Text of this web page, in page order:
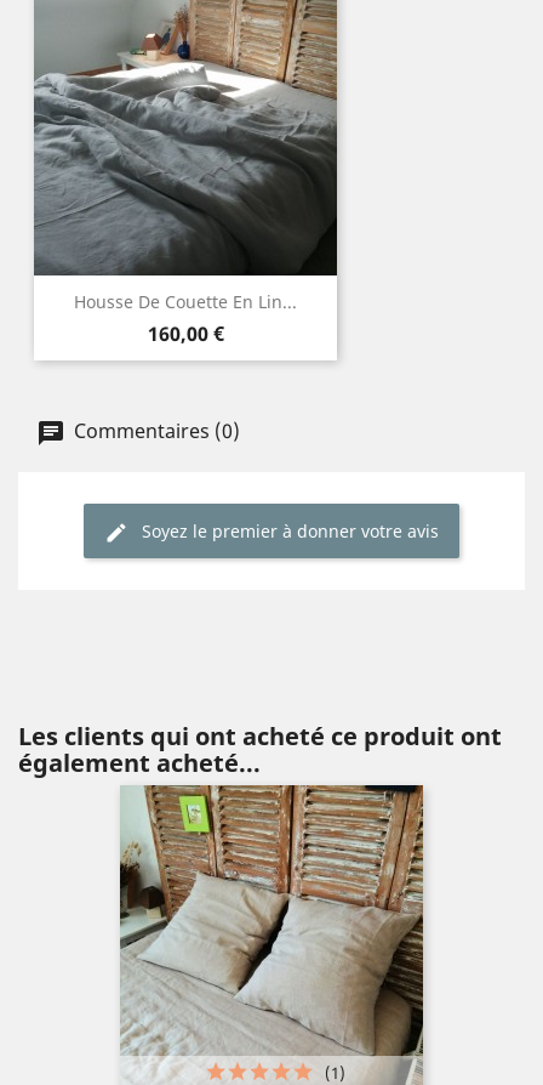
Housse De Couette En Lin...
Prix
160,00 €
Commentaires (0)
Soyez le premier à donner votre avis
Les clients qui ont acheté ce produit ont
également acheté...
(1)